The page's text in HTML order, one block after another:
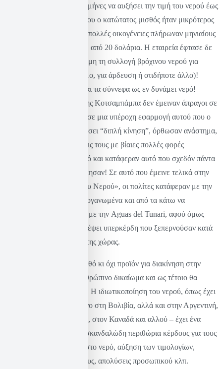
Tunari) έφτασε μέσα σε 4 μήνες να αυξήσει την τιμή του νερού έως
και 300%. Σε μια χώρα όπου ο κατώτατος μισθός ήταν μικρότερος
από 100 δολάρια το μήνα, πολλές οικογένειες πλήρωναν μηνιαίους
λογαριασμούς νερού πάνω από 20 δολάρια. Η εταιρεία έφτασε δε
στο να καταστήσει παράνομη τη συλλογή βρόχινου νερού για
οποιαδήποτε χρήση (πόσιμο, για άρδευση ή οτιδήποτε άλλο)!
Αξίωναν δηλαδή ακόμα και τα σύννεφα ως εν δυνάμει νερό!
Προφανώς, οι άνθρωποι της Κοτσαμπάμπα δεν έμειναν άπραγοι σε
όλη αυτή τη λεηλασία και σε μια υπέροχη εφαρμογή αυτού που ο
Polanyi είχε κάποτε ονομάσει “διπλή κίνηση”, όρθωσαν ανάστημα,
κλιμάκωσαν τις αντιδράσεις τους με βίαιες πολλές φορές
διαδηλώσεις και ξεσηκωμό και κατάφεραν αυτό που σχεδόν πάντα
φαντάζει ακατόρθωτο. Νίκησαν! Σε αυτό που έμεινε τελικά στην
ιστορία ως ο «Πόλεμος του Νερού», οι πολίτες κατάφεραν με την
πίεση που άσκησαν αυτοοργανωμένα και από τα κάτω να
ακυρώσουν το συμβόλαιο με την Aguas del Tunari, αφού όμως
αυτή είχε προλάβει να μαζέψει υπερκέρδη που ξεπερνούσαν κατά
πολύ τον προϋπολογισμό της χώρας.
Το νερό είναι δημόσιο αγαθό κι όχι προϊόν για διακίνηση στην
ελεύθερη αγορά. Είναι ανθρώπινο δικαίωμα και ως τέτοιο θα
πρέπει να αντιμετωπίζεται. Η ιδιωτικοποίηση του νερού, όπως έχει
δείξει η εμπειρία – όχι μόνο στη Βολιβία, αλλά και στην Αργεντινή,
στο Παρίσι, στη Μαλαισία, στον Καναδά και αλλού – έχει ένα
σωρό προβλήματα, όπως σκανδαλώδη περιθώρια κέρδους για τους
ιδιώτες, άνιση πρόσβαση στο νερό, αύξηση των τιμολογίων,
περιβαλλοντικούς κινδύνους, απολύσεις προσωπικού κλπ.